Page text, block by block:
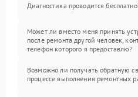
Диагностика проводится
Может ли вместо меня принять
после ремонта другой человек,
телефон которого я предоставлю?
Возможно ли получать обратную
процессе выполнения ремонтных